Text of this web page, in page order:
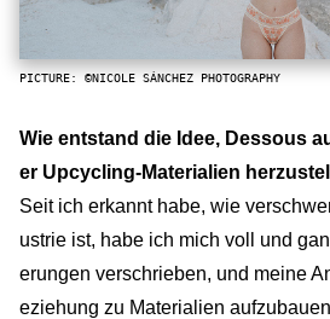
PICTURE: ©NICOLE SÁNCHEZ PHOTOGRAPHY
Wie entstand die Idee, Dessous
er Upcycling-Materialien
Seit ich erkannt habe, wie
ustrie ist, habe ich mich voll und
erungen verschrieben, und meine
eziehung zu Materialien